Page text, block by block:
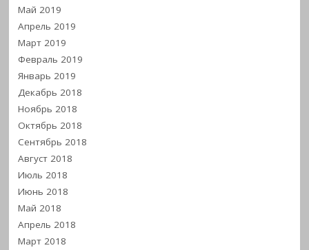
Май 2019
Апрель 2019
Март 2019
Февраль 2019
Январь 2019
Декабрь 2018
Ноябрь 2018
Октябрь 2018
Сентябрь 2018
Август 2018
Июль 2018
Июнь 2018
Май 2018
Апрель 2018
Март 2018